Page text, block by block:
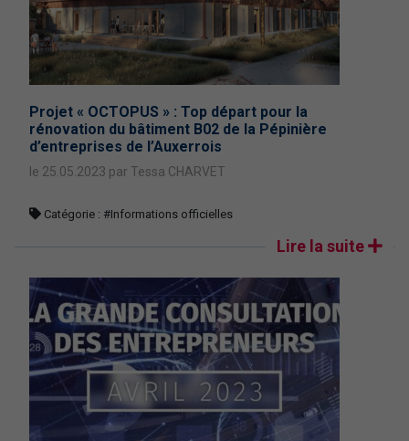
Projet « OCTOPUS » : Top départ pour la
rénovation du bâtiment B02 de la Pépinière
d’entreprises de l’Auxerrois
le 25.05.2023 par Tessa CHARVET
Catégorie : #Informations officielles
Lire la suite